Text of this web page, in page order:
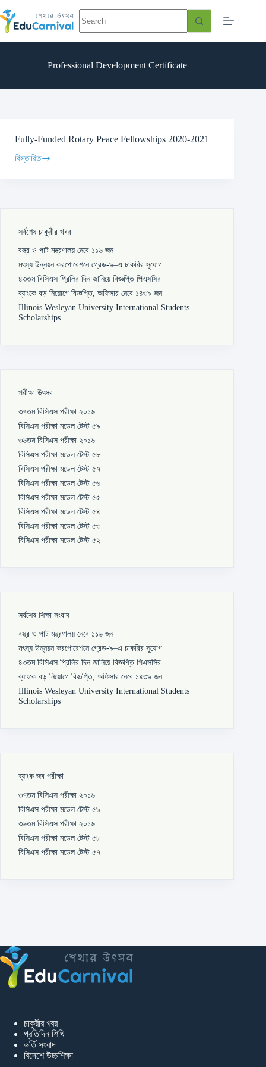
Professional Development Certificate
Fully-Funded Rotary Peace Fellowships 2020-2021
বিস্তারিত
সর্বশেষ চাকুরীর খবর
বস্ত্র ও পাট মন্ত্রণালয় নেবে ১১৬ জন
মৎস্য উন্নয়ন করপোরেশনে গ্রেড-৯–এ চাকরির সুযোগ
৪৩তম বিসিএস প্রিলির দিন জানিয়ে বিজ্ঞপ্তি পিএসসির
ব্যাংকে বড় নিয়োগে বিজ্ঞপ্তি, অফিসার নেবে ১৪৩৯ জন
Illinois Wesleyan University International Students
Scholarships
পরীক্ষা উৎসব
৩৭তম বিসিএস পরীক্ষা ২০১৬
বিসিএস পরীক্ষা মডেল টেস্ট ৫৯
৩৬তম বিসিএস পরীক্ষা ২০১৬
বিসিএস পরীক্ষা মডেল টেস্ট ৫৮
বিসিএস পরীক্ষা মডেল টেস্ট ৫৭
বিসিএস পরীক্ষা মডেল টেস্ট ৫৬
বিসিএস পরীক্ষা মডেল টেস্ট ৫৫
বিসিএস পরীক্ষা মডেল টেস্ট ৫৪
বিসিএস পরীক্ষা মডেল টেস্ট ৫৩
বিসিএস পরীক্ষা মডেল টেস্ট ৫২
সর্বশেষ শিক্ষা সংবাদ
বস্ত্র ও পাট মন্ত্রণালয় নেবে ১১৬ জন
মৎস্য উন্নয়ন করপোরেশনে গ্রেড-৯–এ চাকরির সুযোগ
৪৩তম বিসিএস প্রিলির দিন জানিয়ে বিজ্ঞপ্তি পিএসসির
ব্যাংকে বড় নিয়োগে বিজ্ঞপ্তি, অফিসার নেবে ১৪৩৯ জন
Illinois Wesleyan University International Students
Scholarships
ব্যাংক জব পরীক্ষা
৩৭তম বিসিএস পরীক্ষা ২০১৬
বিসিএস পরীক্ষা মডেল টেস্ট ৫৯
৩৬তম বিসিএস পরীক্ষা ২০১৬
বিসিএস পরীক্ষা মডেল টেস্ট ৫৮
বিসিএস পরীক্ষা মডেল টেস্ট ৫৭
চাকুরীর খবর
প্রতিদিন শিখি
ভর্তি সংবাদ
বিদেশে উচ্চশিক্ষা